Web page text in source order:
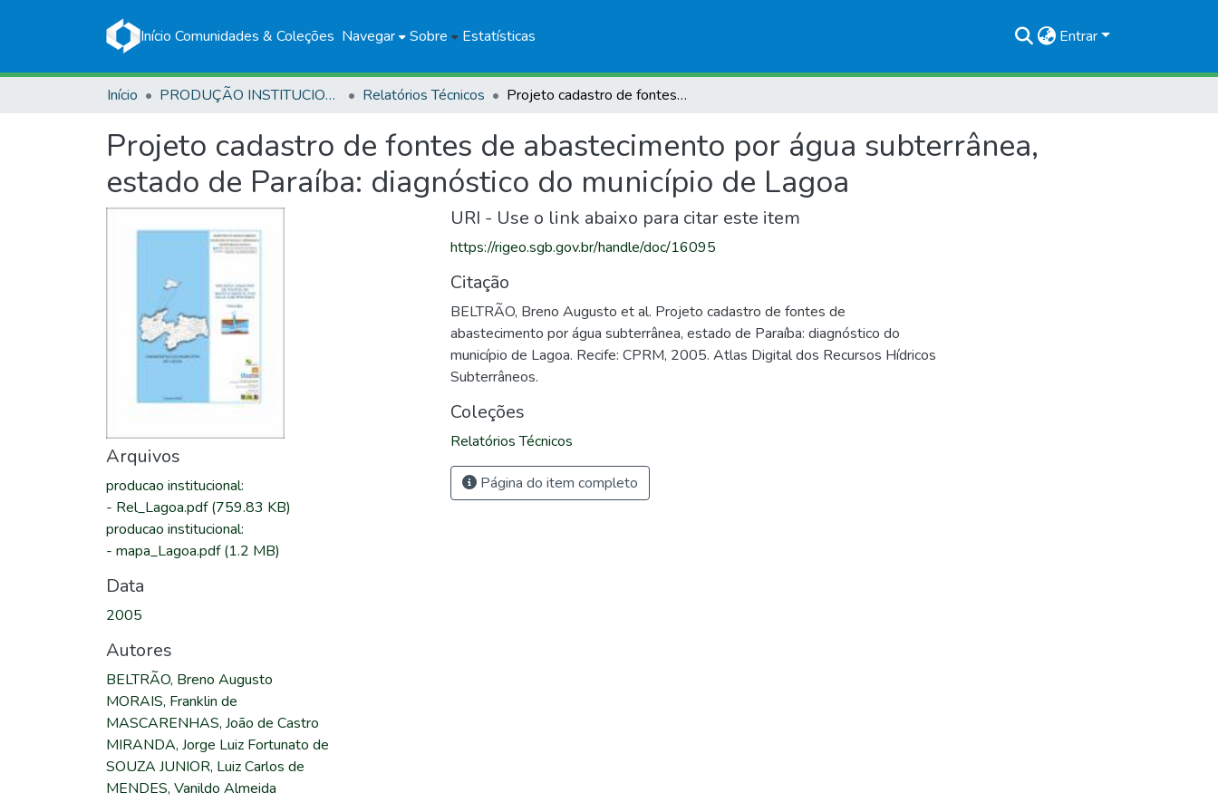
Início Comunidades & Coleções Navegar Sobre Estatísticas Entrar
Início PRODUÇÃO INSTITUCIONAL Relatórios Técnicos Projeto cadastro de fontes de abastecimento por água subterrânea, estado de Paraíba: diagnóstico do município de Lagoa
Projeto cadastro de fontes de abastecimento por água subterrânea,
estado de Paraíba: diagnóstico do município de Lagoa
Arquivos
producao institucional:
- Rel_Lagoa.pdf(759.83 KB)
producao institucional:
- mapa_Lagoa.pdf(1.2 MB)
Data
2005
Autores
BELTRÃO, Breno Augusto
MORAIS, Franklin de
MASCARENHAS, João de Castro
MIRANDA, Jorge Luiz Fortunato de
SOUZA JUNIOR, Luiz Carlos de
MENDES, Vanildo Almeida
URI - Use o link abaixo para citar este item
https://rigeo.sgb.gov.br/handle/doc/16095
Citação
BELTRÃO, Breno Augusto et al. Projeto cadastro de fontes de
abastecimento por água subterrânea, estado de Paraíba: diagnóstico do
município de Lagoa. Recife: CPRM, 2005. Atlas Digital dos Recursos Hídricos
Subterrâneos.
Coleções
Relatórios Técnicos
Página do item completo